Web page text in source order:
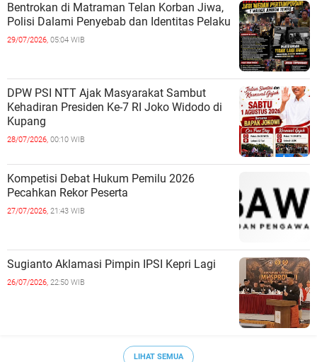
Bentrokan di Matraman Telan Korban Jiwa,
Polisi Dalami Penyebab dan Identitas Pelaku
29/07/2026, 05:04 WIB
DPW PSI NTT Ajak Masyarakat Sambut
Kehadiran Presiden Ke-7 RI Joko Widodo di
Kupang
28/07/2026, 00:10 WIB
Kompetisi Debat Hukum Pemilu 2026
Pecahkan Rekor Peserta
27/07/2026, 21:43 WIB
Sugianto Aklamasi Pimpin IPSI Kepri Lagi
26/07/2026, 22:50 WIB
LIHAT SEMUA